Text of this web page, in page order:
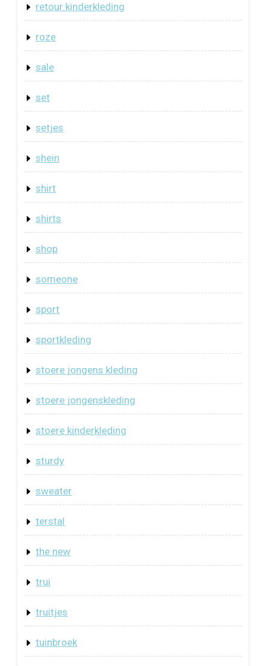
retour kinderkleding
roze
sale
set
setjes
shein
shirt
shirts
shop
someone
sport
sportkleding
stoere jongens kleding
stoere jongenskleding
stoere kinderkleding
sturdy
sweater
terstal
the new
trui
truitjes
tuinbroek